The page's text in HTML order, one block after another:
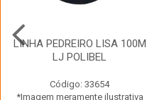
LINHA PEDREIRO LISA 100M
LJ POLIBEL
Código: 33654
*Imagem meramente ilustrativa